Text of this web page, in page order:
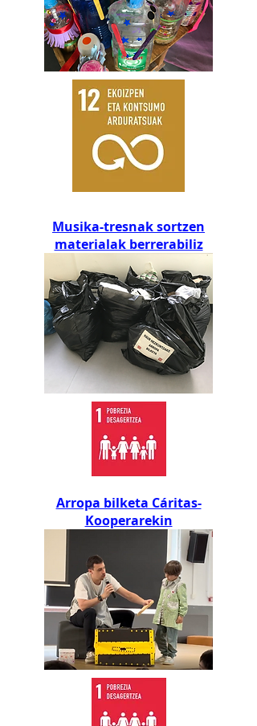
Musika-tresnak sortzen
materialak berrerabiliz
Arropa bilketa Cáritas-
Kooperarekin